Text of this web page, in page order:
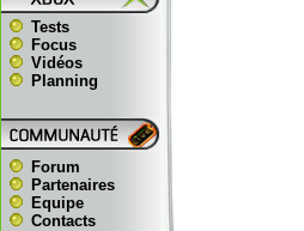
Tests
Focus
Vidéos
Planning
Forum
Partenaires
Equipe
Contacts